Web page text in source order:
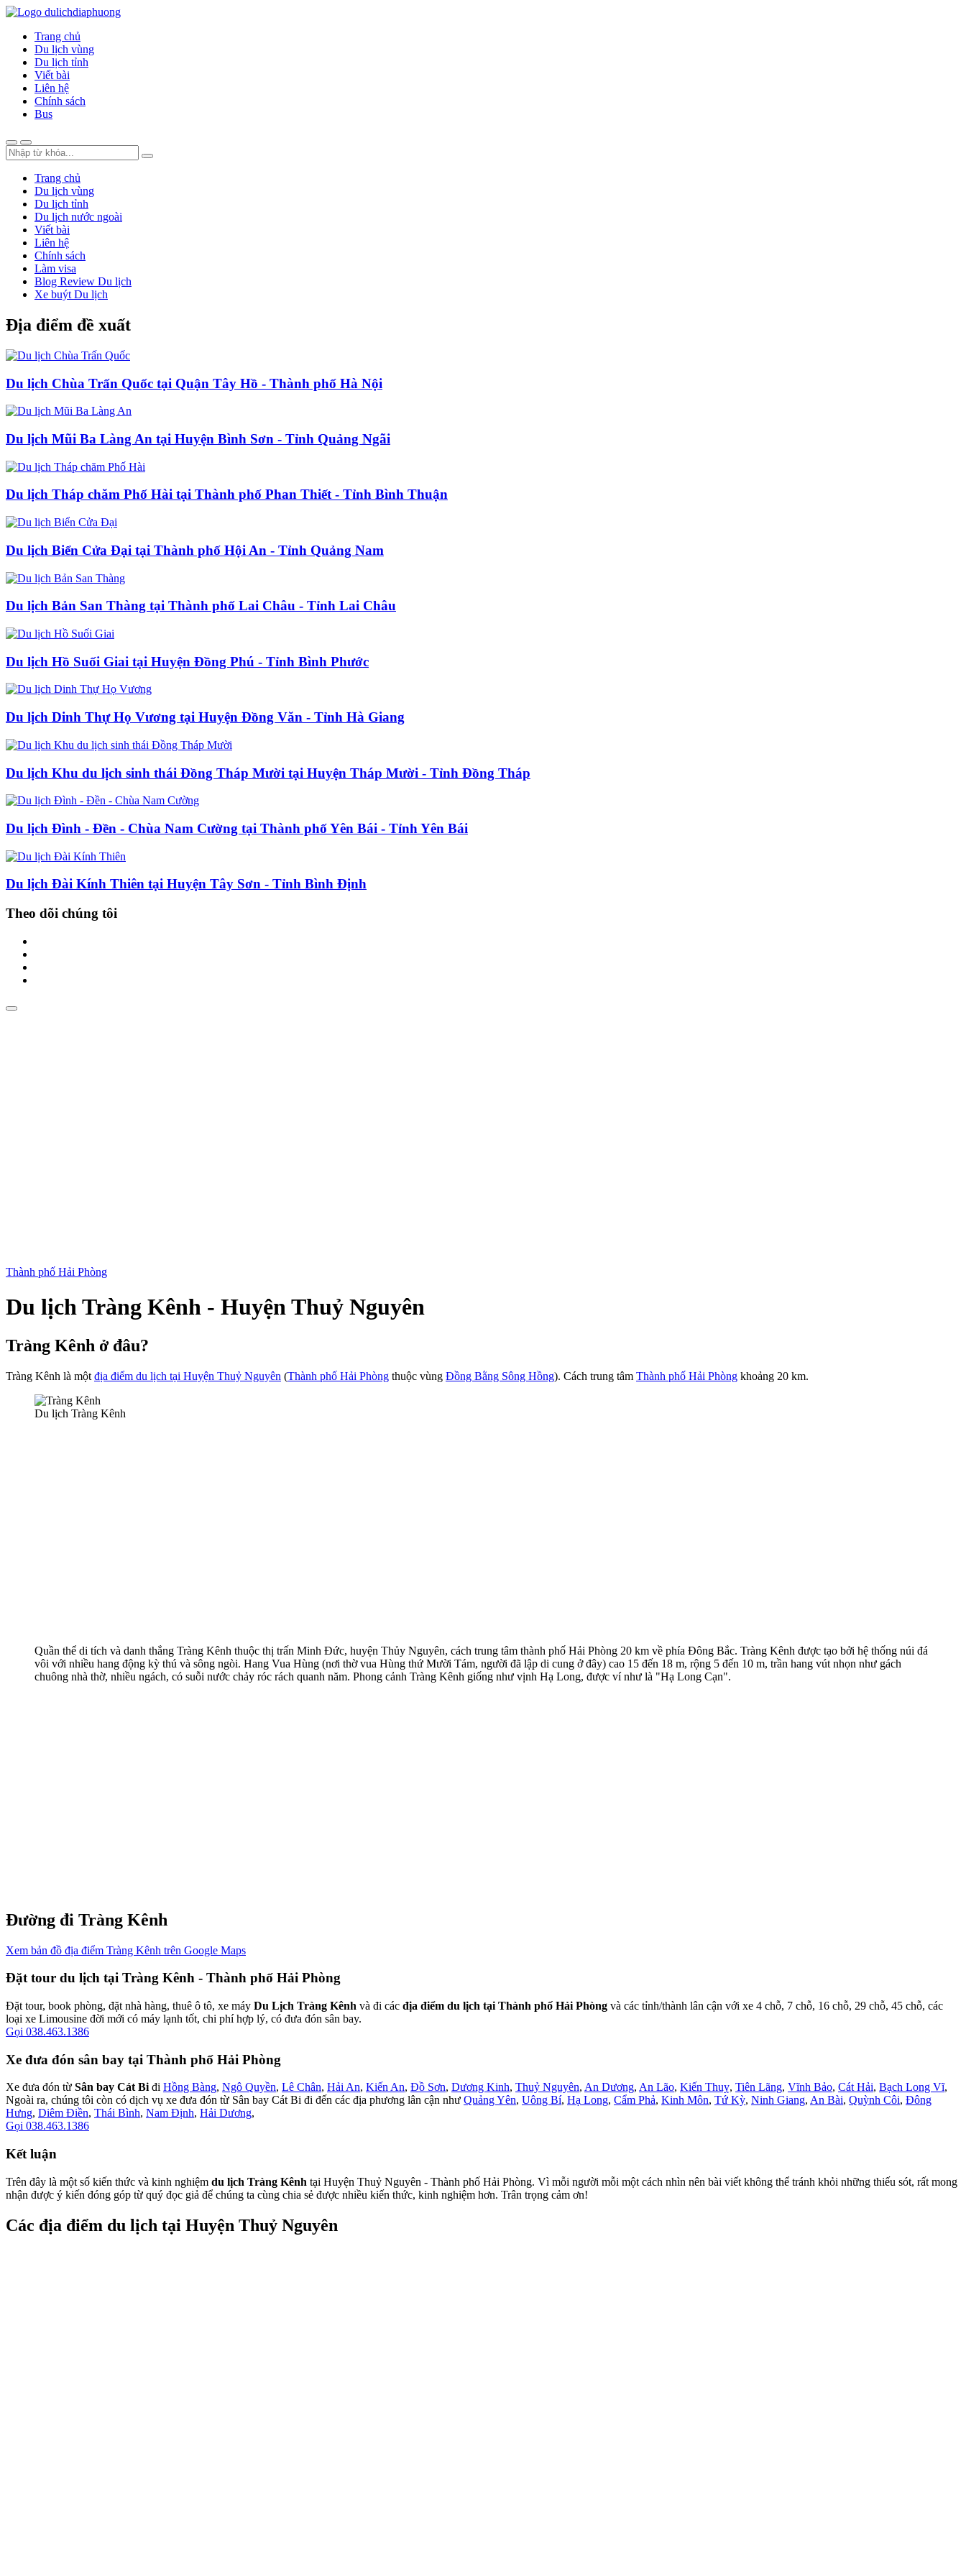
Trang chủ
Du lịch vùng
Du lịch tỉnh
Viết bài
Liên hệ
Chính sách
Bus
Trang chủ
Du lịch vùng
Du lịch tỉnh
Du lịch nước ngoài
Viết bài
Liên hệ
Chính sách
Làm visa
Blog Review Du lịch
Xe buýt Du lịch
Địa điểm đề xuất
Du lịch Chùa Trấn Quốc tại Quận Tây Hồ - Thành phố Hà Nội
Du lịch Mũi Ba Làng An tại Huyện Bình Sơn - Tỉnh Quảng Ngãi
Du lịch Tháp chăm Phố Hài tại Thành phố Phan Thiết - Tỉnh Bình Thuận
Du lịch Biển Cửa Đại tại Thành phố Hội An - Tỉnh Quảng Nam
Du lịch Bản San Thàng tại Thành phố Lai Châu - Tỉnh Lai Châu
Du lịch Hồ Suối Giai tại Huyện Đồng Phú - Tỉnh Bình Phước
Du lịch Dinh Thự Họ Vương tại Huyện Đồng Văn - Tỉnh Hà Giang
Du lịch Khu du lịch sinh thái Đồng Tháp Mười tại Huyện Tháp Mười - Tỉnh Đồng Tháp
Du lịch Đình - Đền - Chùa Nam Cường tại Thành phố Yên Bái - Tỉnh Yên Bái
Du lịch Đài Kính Thiên tại Huyện Tây Sơn - Tỉnh Bình Định
Theo dõi chúng tôi
Thành phố Hải Phòng
Du lịch Tràng Kênh - Huyện Thuỷ Nguyên
Tràng Kênh ở đâu?
Tràng Kênh là một địa điểm du lịch tại Huyện Thuỷ Nguyên (Thành phố Hải Phòng thuộc vùng Đồng Bằng Sông Hồng). Cách trung tâm Thành phố Hải Phòng khoảng 20 km.
Du lịch Tràng Kênh
Quần thể di tích và danh thắng Tràng Kênh thuộc thị trấn Minh Đức, huyện Thủy Nguyên, cách trung tâm thành phố Hải Phòng 20 km về phía Đông Bắc. Tràng Kênh được tạo bởi hệ thống núi đá
vôi với nhiều hang động kỳ thú và sông ngòi. Hang Vua Hùng (nơi thờ vua Hùng thứ Mười Tám, người đã lập di cung ở đây) cao 15 đến 18 m, rộng 5 đến 10 m, trần hang vút nhọn như gách
chuông nhà thờ, nhiều ngách, có suỗi nước chảy róc rách quanh năm. Phong cảnh Tràng Kênh giống như vịnh Hạ Long, được ví như là "Hạ Long Cạn".
Đường đi Tràng Kênh
Xem bản đồ địa điểm Tràng Kênh trên Google Maps
Đặt tour du lịch tại Tràng Kênh - Thành phố Hải Phòng
Đặt tour, book phòng, đặt nhà hàng, thuê ô tô, xe máy Du Lịch Tràng Kênh và đi các địa điểm du lịch tại Thành phố Hải Phòng và các tỉnh/thành lân cận với xe 4 chỗ, 7 chỗ, 16 chỗ, 29 chỗ, 45 chỗ, các
loại xe Limousine đời mới có máy lạnh tốt, chi phí hợp lý, có đưa đón sân bay.
Gọi 038.463.1386
Xe đưa đón sân bay tại Thành phố Hải Phòng
Xe đưa đón từ Sân bay Cát Bi đi Hồng Bàng, Ngô Quyền, Lê Chân, Hải An, Kiến An, Đồ Sơn, Dương Kinh, Thuỷ Nguyên, An Dương, An Lão, Kiến Thuỵ, Tiên Lãng, Vĩnh Bảo, Cát Hải, Bạch Long Vĩ,
Ngoài ra, chúng tôi còn có dịch vụ xe đưa đón từ Sân bay Cát Bi đi đến các địa phương lân cận như Quảng Yên, Uông Bí, Hạ Long, Cẩm Phả, Kinh Môn, Tứ Kỳ, Ninh Giang, An Bài, Quỳnh Côi, Đông
Hưng, Diêm Điền, Thái Bình, Nam Định, Hải Dương,
Gọi 038.463.1386
Kết luận
Trên đây là một số kiến thức và kinh nghiệm du lịch Tràng Kênh tại Huyện Thuỷ Nguyên - Thành phố Hải Phòng. Vì mỗi người mỗi một cách nhìn nên bài viết không thể tránh khỏi những thiếu sót, rất mong
nhận được ý kiến đóng góp từ quý đọc giả để chúng ta cùng chia sẻ được nhiều kiến thức, kinh nghiệm hơn. Trân trọng cảm ơn!
Các địa điểm du lịch tại Huyện Thuỷ Nguyên